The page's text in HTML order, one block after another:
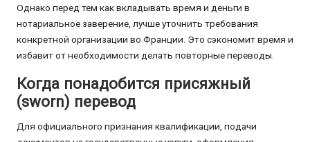
Однако перед тем как вкладывать время и деньги в
нотариальное заверение, лучше уточнить требования
конкретной организации во Франции. Это сэкономит время и
избавит от необходимости делать повторные переводы.
Когда понадобится присяжный
(sworn) перевод
Для официального признания квалификации, подачи